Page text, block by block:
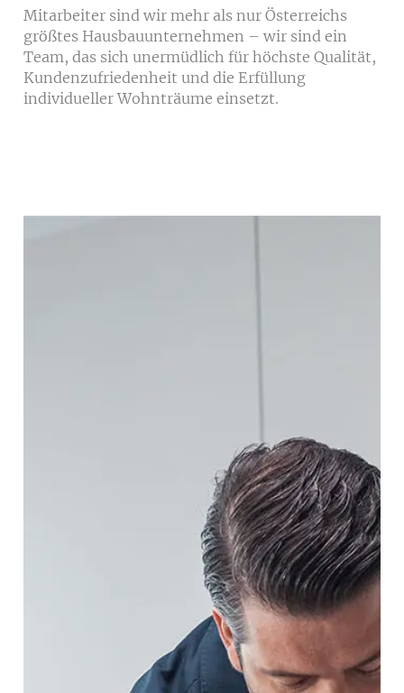
Mitarbeiter sind wir mehr als nur Österreichs
größtes Hausbauunternehmen – wir sind ein
Team, das sich unermüdlich für höchste Qualität,
Kundenzufriedenheit und die Erfüllung
individueller Wohnträume einsetzt.